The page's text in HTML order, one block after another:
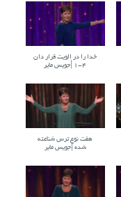
خدا را در الویت قرار دان
۴-۱ |جویس مایر
هفت نوع ترس شناعته
شده |جویس مایر